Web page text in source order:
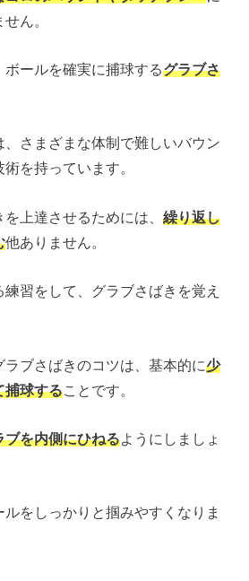
ん。
ボールを確実に捕球するグラブさ
、さまざまな体制で難しいバウン
を持っています。
を上達させるためには、繰り返し
他ありません。
習をして、グラブさばきを覚え
ラブさばきのコツは、基本的に少
捕球する ことです。
ブを内側にひねるようにしましょ
をしっかりと掴みやすくなりま